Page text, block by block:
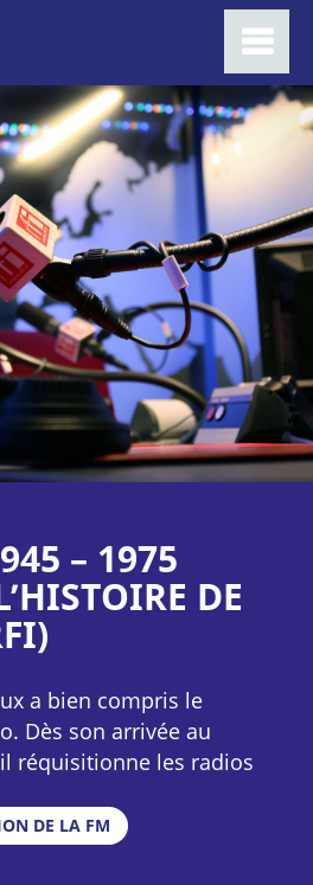
– 1975
DE
a bien compris le
Dès son arrivée au
réquisitionne les radios
sein de ce monde
pleine reconstruction.
DE LA FM